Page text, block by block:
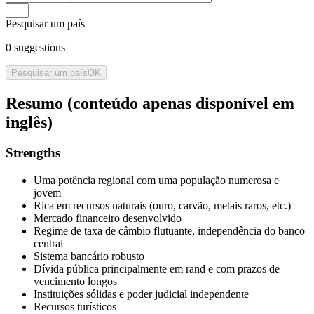
Pesquisar um país
0 suggestions
Pesquisar um paísOK
Resumo (conteúdo apenas disponível em
inglês)
Strengths
Uma potência regional com uma população numerosa e
jovem
Rica em recursos naturais (ouro, carvão, metais raros, etc.)
Mercado financeiro desenvolvido
Regime de taxa de câmbio flutuante, independência do banco
central
Sistema bancário robusto
Dívida pública principalmente em rand e com prazos de
vencimento longos
Instituições sólidas e poder judicial independente
Recursos turísticos